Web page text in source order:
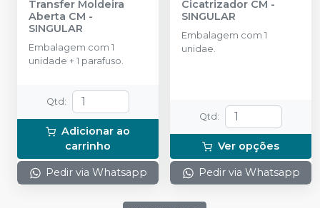
Transfer Moldeira
Aberta CM -
SINGULAR
Embalagem com 1
unidade + 1 parafuso.
Qtd :
Adicionar ao
carrinho
Pedir via Whatsapp
Cicatrizador CM -
SINGULAR
Embalagem com 1
unidae.
Qtd :
Ver opções
Pedir via Whatsapp